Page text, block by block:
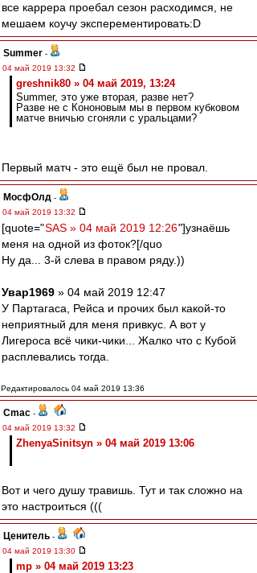
все каррера проебал сезон расходимся, не
мешаем коучу эксперементировать:D
Summer -
04 май 2019 13:32
greshnik80 » 04 май 2019, 13:24
Summer, это уже вторая, разве нет?
Разве не с Кононовым мы в первом кубковом
матче вничью сгоняли с уральцами?
Первый матч - это ещё был не провал.
МосфОлд -
04 май 2019 13:32
[quote="SAS » 04 май 2019 12:26"]узнаёшь
меня на одной из фоток?[/quo
Ну да... 3-й слева в правом ряду.))
Увар1969 » 04 май 2019 12:47
У Партагаса, Рейса и прочих был какой-то
неприятный для меня привкус. А вот у
Лигероса всё чики-чики... Жалко что с Кубой
расплевались тогда.
Редактировалось 04 май 2019 13:36
Cmac -
04 май 2019 13:32
ZhenyaSinitsyn » 04 май 2019 13:06
Вот и чего душу травишь. Тут и так сложно на
это настроиться (((
Ценитель -
04 май 2019 13:30
mp » 04 май 2019 13:23